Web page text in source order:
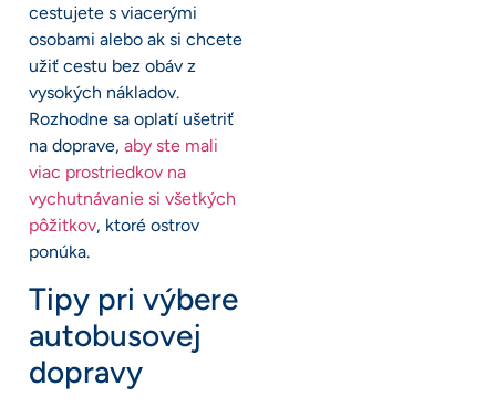
cestujete s viacerými
osobami alebo ak si chcete
užiť cestu bez obáv z
vysokých nákladov.
Rozhodne sa oplatí ušetriť
na doprave, aby ste mali
viac prostriedkov na
vychutnávanie si všetkých
pôžitkov, ktoré ostrov
ponúka.
Tipy pri výbere
autobusovej
dopravy